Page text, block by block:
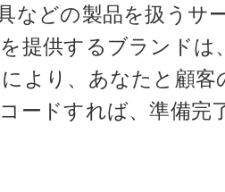
などの製品を扱うサ
提供するブランド
より、あなたと顧
ードすれば、準備完